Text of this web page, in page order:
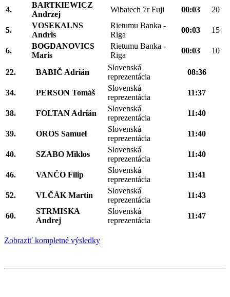
4.
BARTKIEWICZ
Andrzej
Wibatech 7r Fuji 00:03 20
5.
VOSEKALNS
Andris
Rietumu Banka -
Riga
00:03 15
6.
BOGDANOVICS
Maris
Rietumu Banka -
Riga
00:03 10
22. BABIČ Adrián
Slovenská
reprezentácia
08:36
34. PERSON Tomáš
Slovenská
reprezentácia
11:37
38. FOLTAN Adrián
Slovenská
reprezentácia
11:40
39. OROS Samuel
Slovenská
reprezentácia
11:40
40. SZABO Miklos
Slovenská
reprezentácia
11:40
46. VANČO Filip
Slovenská
reprezentácia
11:41
52. VLČÁK Martin
Slovenská
reprezentácia
11:43
60.
STRMISKA
Andrej
Slovenská
reprezentácia
11:47
Zobraziť kompletné výsledky